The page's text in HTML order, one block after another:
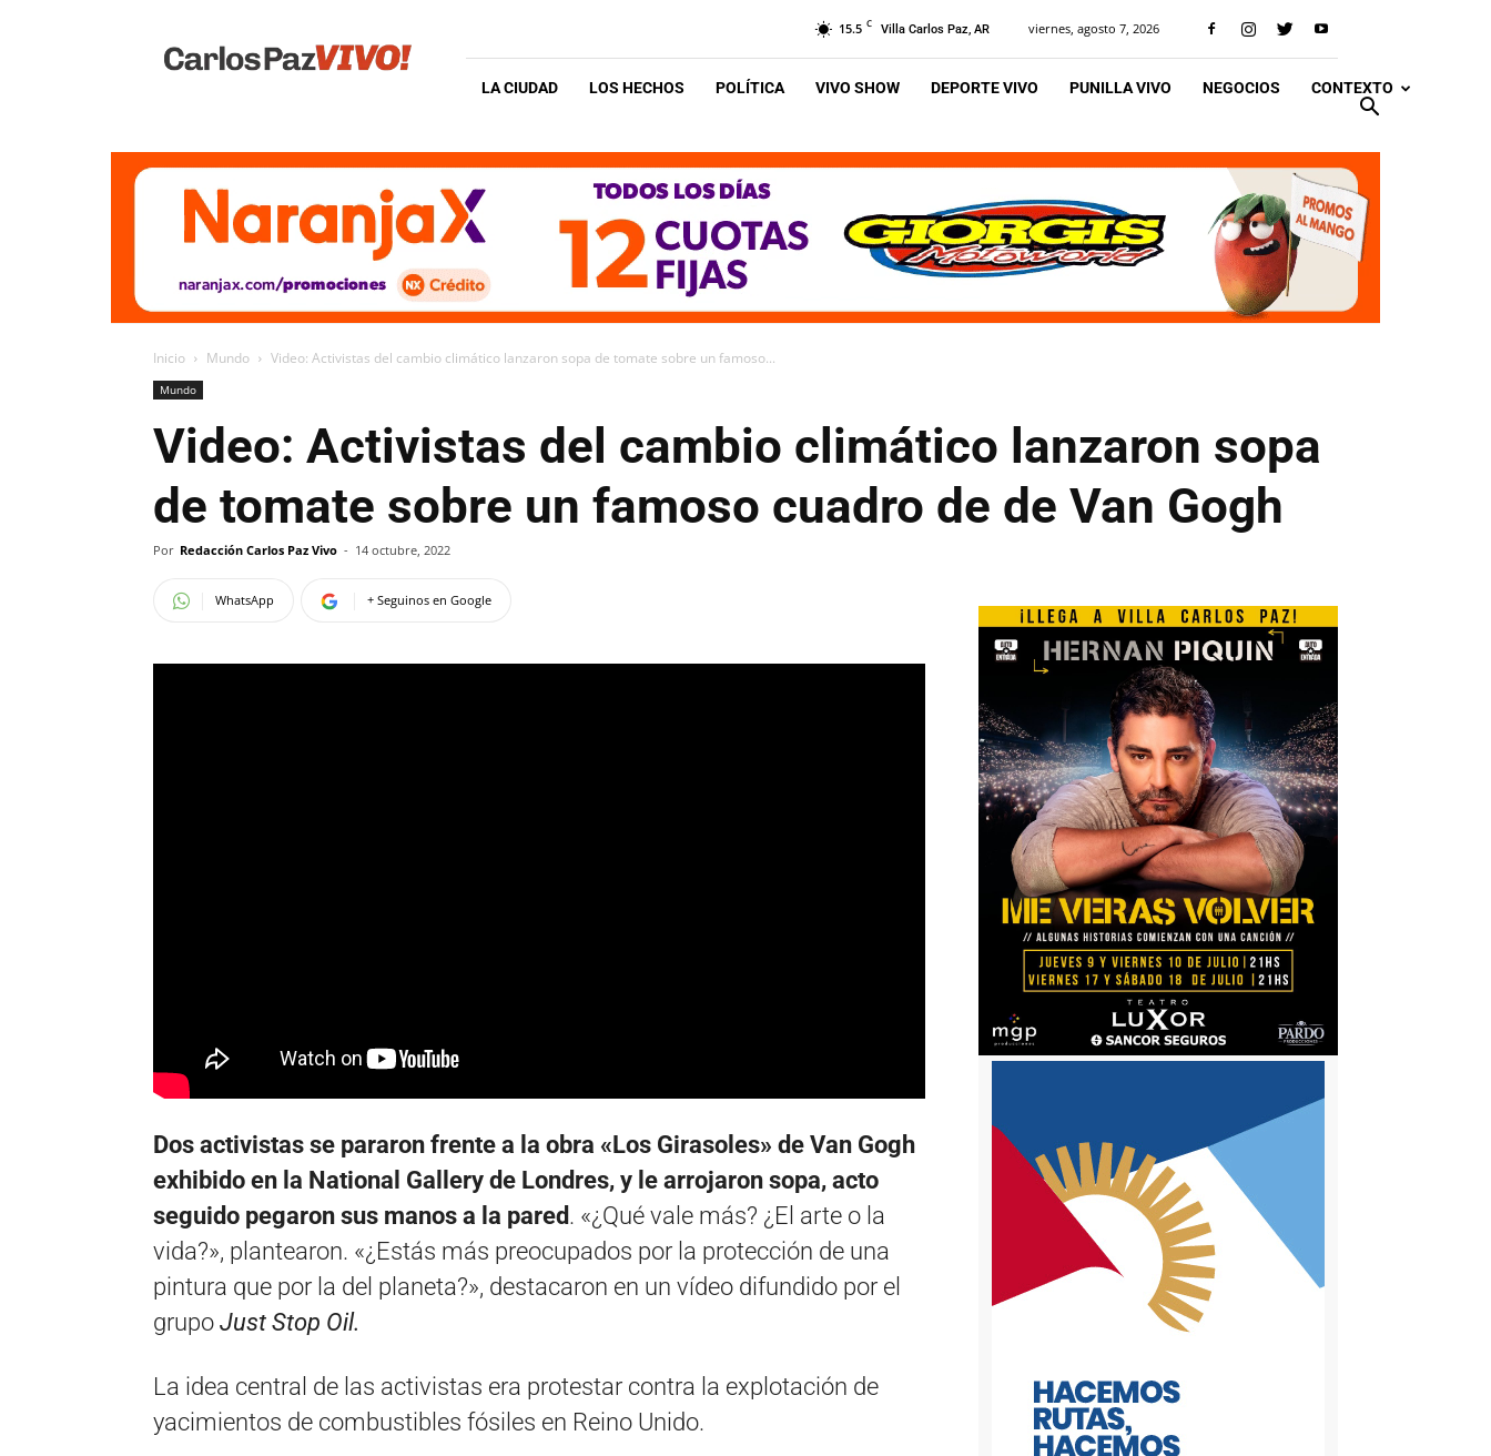
Vivo
15.5 C Villa Carlos Paz, AR viernes, agosto 7, 2026
LA CIUDAD LOS HECHOS POLÍTICA VIVO SHOW DEPORTE VIVO PUNILLA VIVO NEGOCIOS CONTEXTO
Inicio Mundo Video: Activistas del cambio climático lanzaron sopa de tomate sobre un famoso...
Mundo
Video: Activistas del cambio climático lanzaron sopa
de tomate sobre un famoso cuadro de de Van Gogh
Por Redacción Carlos Paz Vivo - 14 octubre, 2022
WhatsApp + Seguinos en Google
Dos activistas se pararon frente a la obra «Los Girasoles» de Van Gogh
exhibido en la National Gallery de Londres, y le arrojaron sopa, acto
seguido pegaron sus manos a la pared . «¿Qué vale más? ¿El arte o la
vida?», plantearon. «¿Estás más preocupados por la protección de una
pintura que por la del planeta?», destacaron en un vídeo difundido por el
grupo Just Stop Oil.
La idea central de las activistas era protestar contra la explotación de
yacimientos de combustibles fósiles en Reino Unido.